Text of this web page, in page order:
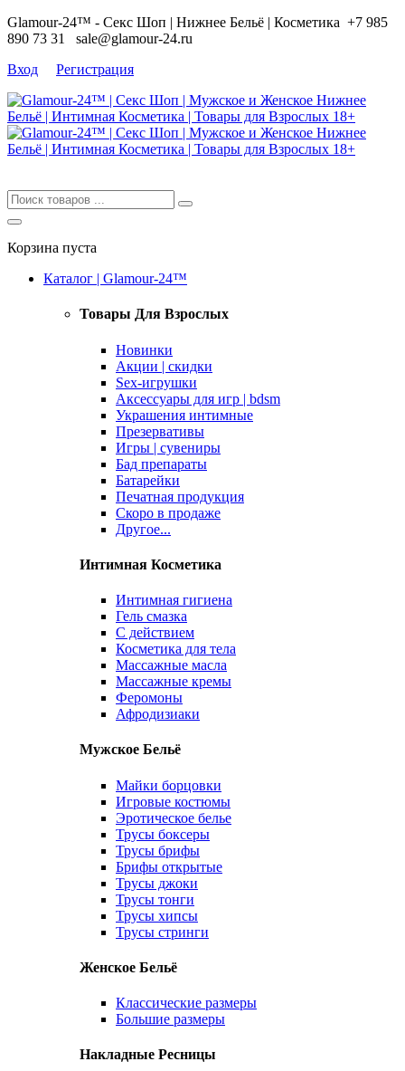
Glamour-24™ - Секс Шоп | Нижнее Бельё | Косметика +7 985
890 73 31 sale@glamour-24.ru
Вход
Регистрация
Корзина пуста
Каталог | Glamour-24™
Товары Для Взрослых
Новинки
Акции | скидки
Sex-игрушки
Аксессуары для игр | bdsm
Украшения интимные
Презервативы
Игры | сувениры
Бад препараты
Батарейки
Печатная продукция
Скоро в продаже
Другое...
Интимная Косметика
Интимная гигиена
Гель смазка
С действием
Косметика для тела
Массажные масла
Массажные кремы
Феромоны
Афродизиаки
Мужское Бельё
Майки борцовки
Игровые костюмы
Эротическое белье
Трусы боксеры
Трусы брифы
Брифы открытые
Трусы джоки
Трусы тонги
Трусы хипсы
Трусы стринги
Женское Бельё
Классические размеры
Большие размеры
Накладные Ресницы